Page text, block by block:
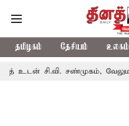
தமிழகம் தேசியம் உலகம்
சண்முகம், வேலுமணி சந்திப்பு